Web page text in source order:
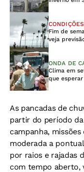
Fim de
veja
ONDA DE
Clima em
que esperar
As pancadas de
partir do período
campanha,
moderada a
por raios e rajadas
com tempo aberto,